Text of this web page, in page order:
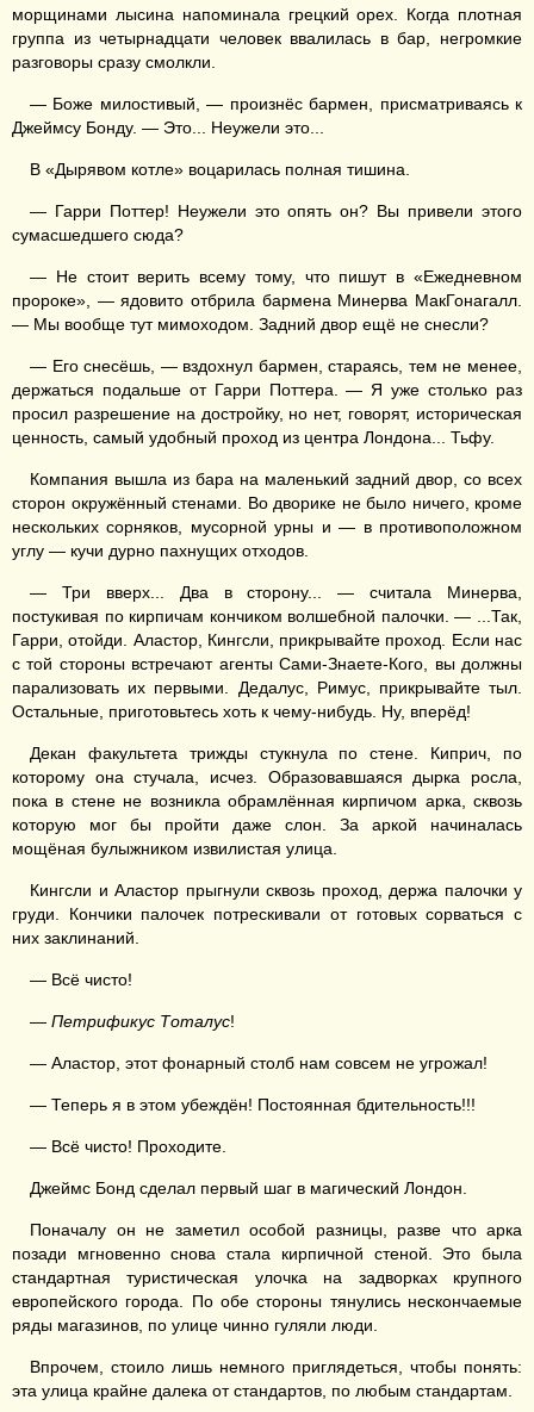
морщинами лысина напоминала грецкий орех. Когда плотная
группа из четырнадцати человек ввалилась в бар, негромкие
разговоры сразу смолкли.
— Боже милостивый, — произнёс бармен, присматриваясь к
Джеймсу Бонду. — Это... Неужели это...
В «Дырявом котле» воцарилась полная тишина.
— Гарри Поттер! Неужели это опять он? Вы привели этого
сумасшедшего сюда?
— Не стоит верить всему тому, что пишут в «Ежедневном
пророке», — ядовито отбрила бармена Минерва МакГонагалл.
— Мы вообще тут мимоходом. Задний двор ещё не снесли?
— Его снесёшь, — вздохнул бармен, стараясь, тем не менее,
держаться подальше от Гарри Поттера. — Я уже столько раз
просил разрешение на достройку, но нет, говорят, историческая
ценность, самый удобный проход из центра Лондона... Тьфу.
Компания вышла из бара на маленький задний двор, со всех
сторон окружённый стенами. Во дворике не было ничего, кроме
нескольких сорняков, мусорной урны и — в противоположном
углу — кучи дурно пахнущих отходов.
— Три вверх... Два в сторону... — считала Минерва,
постукивая по кирпичам кончиком волшебной палочки. — ...Так,
Гарри, отойди. Аластор, Кингсли, прикрывайте проход. Если нас
с той стороны встречают агенты Сами-Знаете-Кого, вы должны
парализовать их первыми. Дедалус, Римус, прикрывайте тыл.
Остальные, приготовьтесь хоть к чему-нибудь. Ну, вперёд!
Декан факультета трижды стукнула по стене. Киприч, по
которому она стучала, исчез. Образовавшаяся дырка росла,
пока в стене не возникла обрамлённая кирпичом арка, сквозь
которую мог бы пройти даже слон. За аркой начиналась
мощёная булыжником извилистая улица.
Кингсли и Аластор прыгнули сквозь проход, держа палочки у
груди. Кончики палочек потрескивали от готовых сорваться с
них заклинаний.
— Всё чисто!
— Петрификус Тоталус!
— Аластор, этот фонарный столб нам совсем не угрожал!
— Теперь я в этом убеждён! Постоянная бдительность!!!
— Всё чисто! Проходите.
Джеймс Бонд сделал первый шаг в магический Лондон.
Поначалу он не заметил особой разницы, разве что арка
позади мгновенно снова стала кирпичной стеной. Это была
стандартная туристическая улочка на задворках крупного
европейского города. По обе стороны тянулись нескончаемые
ряды магазинов, по улице чинно гуляли люди.
Впрочем, стоило лишь немного приглядеться, чтобы понять:
эта улица крайне далека от стандартов, по любым стандартам.